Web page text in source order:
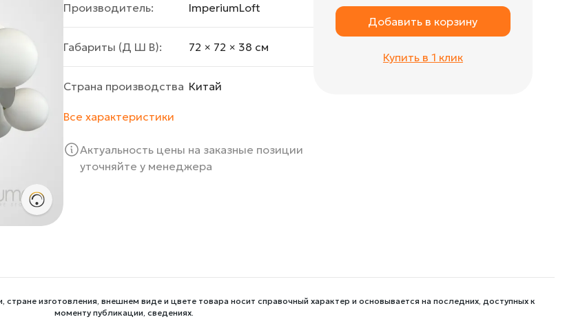
Производитель: ImperiumLoft
Габариты (Д Ш В): 72 × 72 × 38 cм
Страна производства Китай
Все характеристики
Актуальность цены на заказные позиции
уточняйте у менеджера
Добавить в корзину
Купить в 1 клик
изготовления, внешнем виде и цвете товара носит справочный характер и основывается на последних, доступных к
моменту публикации, сведениях.